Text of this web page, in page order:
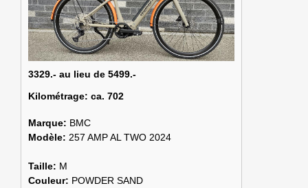
3329.- au lieu de 5499.-
Kilométrage: ca. 702
Marque: BMC
Modèle: 257 AMP AL TWO 2024
Taille: M
Couleur: POWDER SAND